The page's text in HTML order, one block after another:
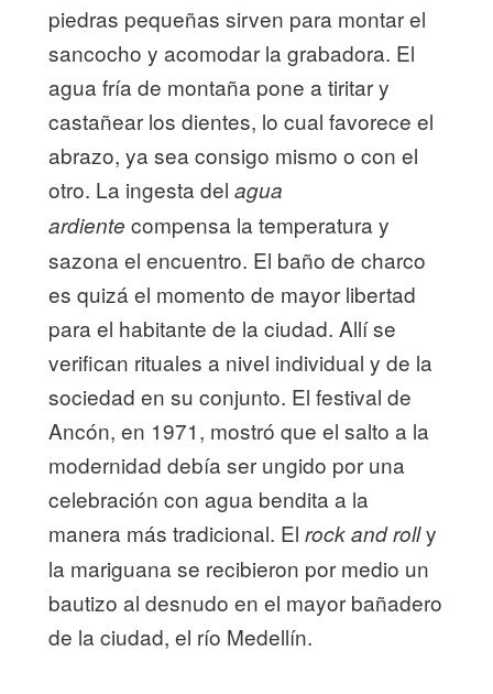
piedras pequeñas sirven para montar el
sancocho y acomodar la grabadora. El
agua fría de montaña pone a tiritar y
castañear los dientes, lo cual favorece el
abrazo, ya sea consigo mismo o con el
otro. La ingesta del agua
ardiente compensa la temperatura y
sazona el encuentro. El baño de charco
es quizá el momento de mayor libertad
para el habitante de la ciudad. Allí se
verifican rituales a nivel individual y de la
sociedad en su conjunto. El festival de
Ancón, en 1971, mostró que el salto a la
modernidad debía ser ungido por una
celebración con agua bendita a la
manera más tradicional. El rock and rolly
la mariguana se recibieron por medio un
bautizo al desnudo en el mayor bañadero
de la ciudad, el río Medellín.